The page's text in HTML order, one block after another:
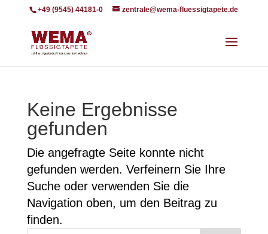
+49 (9545) 44181-0 zentrale@wema-fluessigtapete.de
Keine Ergebnisse
gefunden
Die angefragte Seite konnte nicht
gefunden werden. Verfeinern Sie Ihre
Suche oder verwenden Sie die
Navigation oben, um den Beitrag zu
finden.